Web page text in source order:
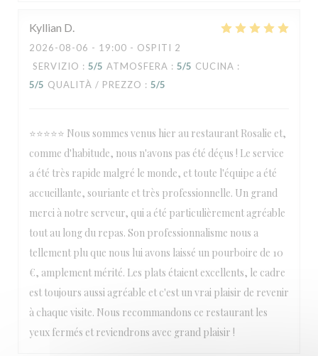
Kyllian D
2026-08-06 - 19:00 - OSPITI 2
SERVIZIO : 5/5 ATMOSFERA : 5/5 CUCINA :
5/5 QUALITÀ / PREZZO : 5/5
⭐⭐⭐⭐⭐ Nous sommes venus hier au restaurant Rosalie et,
comme d'habitude, nous n'avons pas été déçus ! Le service
a été très rapide malgré le monde, et toute l'équipe a été
accueillante, souriante et très professionnelle. Un grand
merci à notre serveur, qui a été particulièrement agréable
tout au long du repas. Son professionnalisme nous a
tellement plu que nous lui avons laissé un pourboire de 10
€, amplement mérité. Les plats étaient excellents, le cadre
est toujours aussi agréable et c'est un vrai plaisir de revenir
à chaque visite. Nous recommandons ce restaurant les
yeux fermés et reviendrons avec grand plaisir !